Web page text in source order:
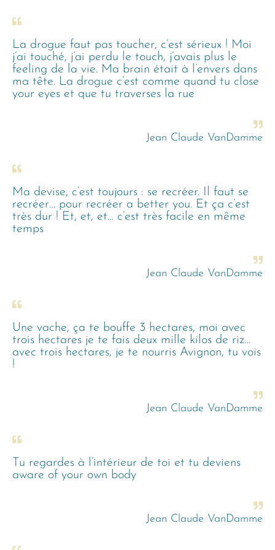
La drogue faut pas toucher, c’est sérieux ! Moi
j’ai touché, j’ai perdu le touch, j’avais plus le
feeling de la vie. Ma brain était à l’envers dans
ma tête. La drogue c’est comme quand tu close
your eyes et que tu traverses la rue
Jean Claude VanDamme
Ma devise, c’est toujours : se recréer. Il faut se
recréer… pour recréer a better you. Et ça c’est
très dur ! Et, et, et… c’est très facile en même
temps
Jean Claude VanDamme
Une vache, ça te bouffe 3 hectares, moi avec
trois hectares je te fais deux mille kilos de riz…
avec trois hectares, je te nourris Avignon, tu vois
!
Jean Claude VanDamme
Tu regardes à l’intérieur de toi et tu deviens
aware of your own body
Jean Claude VanDamme